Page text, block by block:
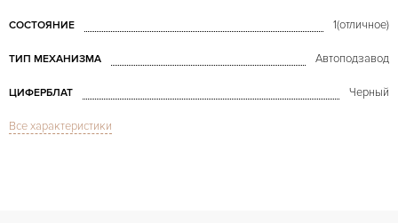
СОСТОЯНИЕ 1(отличное)
ТИП МЕХАНИЗМА Автоподзавод
ЦИФЕРБЛАТ Черный
СТЕКЛО
Все характеристики